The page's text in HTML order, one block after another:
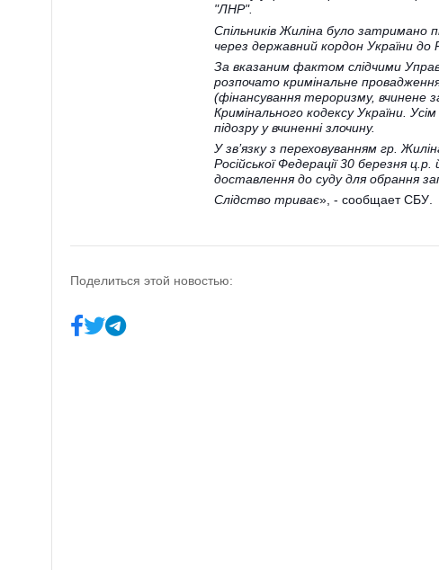
"ЛНР".
Спільників Жиліна було затримано
через державний кордон України до
За вказаним фактом слідчими
розпочато кримінальне
(фінансування тероризму, вчинене
Кримінального кодексу України.
підозру у вчиненні злочину.
У зв’язку з переховуванням гр.
Російської Федерації 30 березня
доставлення до суду для обрання
Слідство триває», - сообщает СБУ
Поделиться этой новостью: